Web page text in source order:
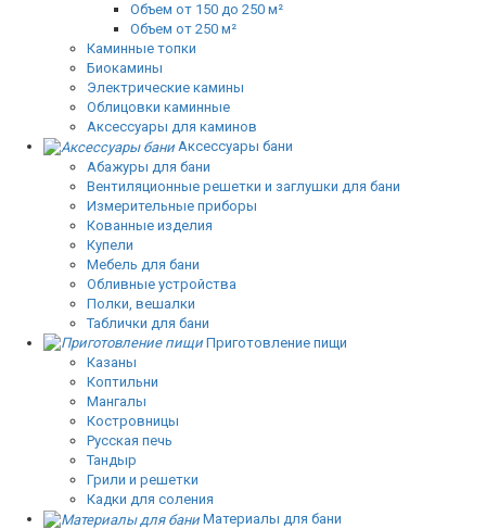
Объем от 150 до 250 м²
Объем от 250 м²
Каминные топки
Биокамины
Электрические камины
Облицовки каминные
Аксессуары для каминов
Аксессуары бани
Абажуры для бани
Вентиляционные решетки и заглушки для бани
Измерительные приборы
Кованные изделия
Купели
Мебель для бани
Обливные устройства
Полки, вешалки
Таблички для бани
Приготовление пищи
Казаны
Коптильни
Мангалы
Костровницы
Русская печь
Тандыр
Грили и решетки
Кадки для соления
Материалы для бани